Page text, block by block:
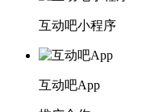
互动吧小程序
互动吧App